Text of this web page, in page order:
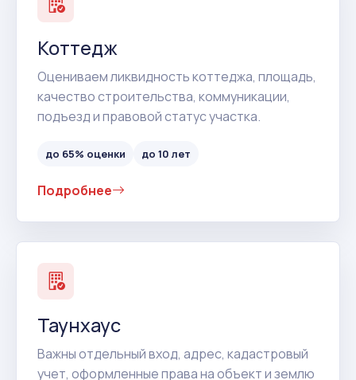
Коттедж
Оцениваем ликвидность коттеджа, площадь,
качество строительства, коммуникации,
подъезд и правовой статус участка.
до 65% оценки до 10 лет
Подробнее
Таунхаус
Важны отдельный вход, адрес, кадастровый
учет, оформленные права на объект и землю